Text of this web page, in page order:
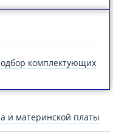
комплектующих
и материнской платы